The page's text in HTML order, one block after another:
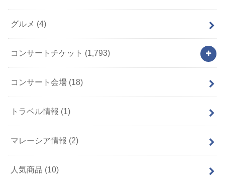
グルメ (4)
コンサートチケット (1,793)
コンサート会場 (18)
トラベル情報 (1)
マレーシア情報 (2)
人気商品 (10)